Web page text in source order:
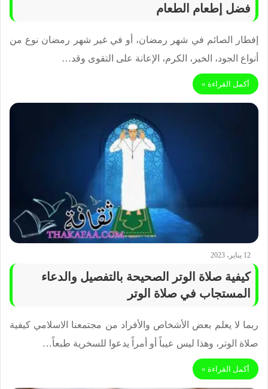
فضل إطعام الطعام
إفطار الصائم في شهر رمضان، أو في غير شهر رمضان نوع من
أنواع الجود، الخير، الكرم، الإعانة على التقوى وقد…
أكمل القراءة »
12 يناير، 2023
كيفية صلاة الوتر الصحيحة بالتفصيل والدعاء
المستجاب في صلاة الوتر
ربما لا يعلم بعض الأشخاص والأفراد من مجتمعنا الاسلامي كيفية
صلاة الوتر، وهذا ليس عيباً أو أمراً يدعوا للسخرية طبعاً…
أكمل القراءة »